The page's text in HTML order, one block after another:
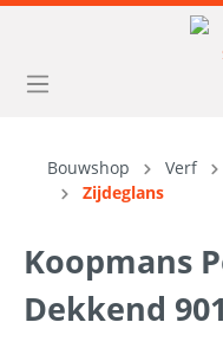
Bouwshop Verf
Zijdeglans
Koopmans
Dekkend